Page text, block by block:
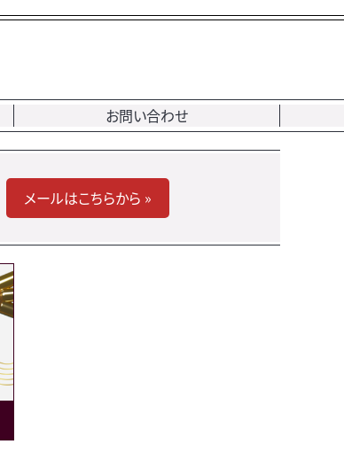
お問い合わせ
メールはこちらから »